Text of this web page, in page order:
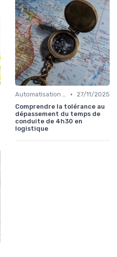
Automatisation processus •
27/11/2025
Comprendre la tolérance au
dépassement du temps de
conduite de 4h30 en
logistique